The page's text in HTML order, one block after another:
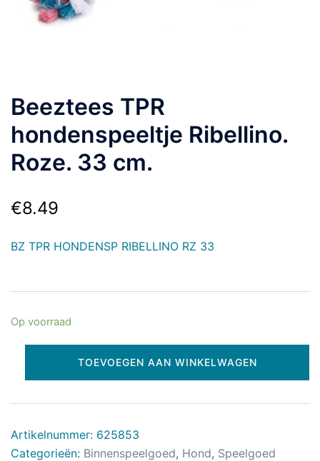
Beeztees TPR
hondenspeeltje Ribellino.
Roze. 33 cm.
€8.49
BZ TPR HONDENSP RIBELLINO RZ 33
Op voorraad
TOEVOEGEN AAN WINKELWAGEN
Artikelnummer: 625853
Categorieën: Binnenspeelgoed, Hond, Speelgoed